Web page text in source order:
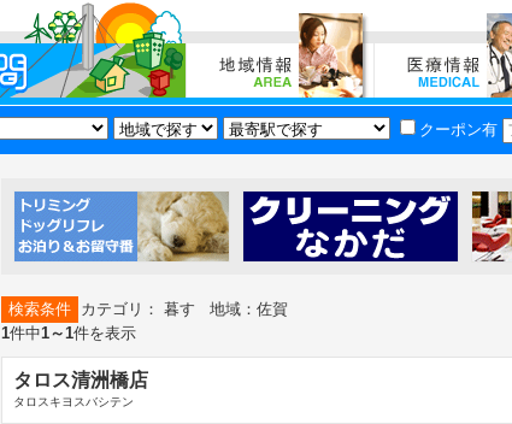
クーポン有
検索条件 カテゴリ： 暮す 地域：佐賀
1件中1～1件を表示
タロス清洲橋店
タロスキヨスバシテン